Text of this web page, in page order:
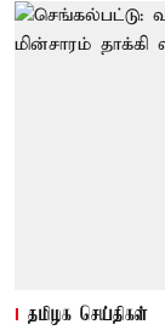
தமிழக செய்திகள்